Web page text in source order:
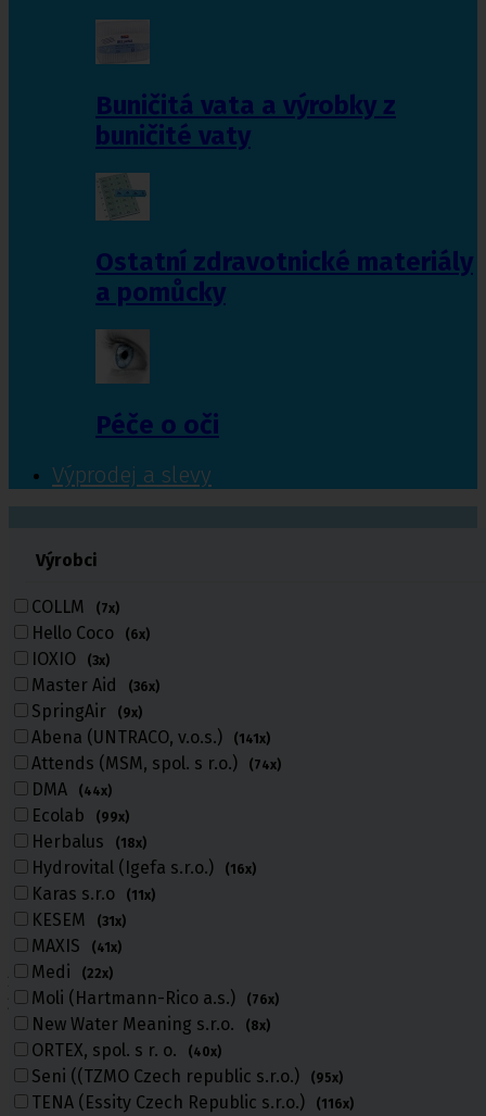
Buničitá vata a výrobky z
buničité vaty
Ostatní zdravotnické materiály
a pomůcky
Péče o oči
Výprodej a slevy
Výrobci
COLLM (7x)
Hello Coco (6x)
IOXIO (3x)
Master Aid (36x)
SpringAir (9x)
Abena (UNTRACO, v.o.s.) (141x)
Attends (MSM, spol. s r.o.) (74x)
DMA (44x)
Ecolab (99x)
Herbalus (18x)
Hydrovital (Igefa s.r.o.) (16x)
Karas s.r.o (11x)
KESEM (31x)
MAXIS (41x)
Medi (22x)
Moli (Hartmann-Rico a.s.) (76x)
New Water Meaning s.r.o. (8x)
ORTEX, spol. s r. o. (40x)
Seni ((TZMO Czech republic s.r.o.) (95x)
TENA (Essity Czech Republic s.r.o.) (116x)
volejte
Úvod
Novinky
Novinky